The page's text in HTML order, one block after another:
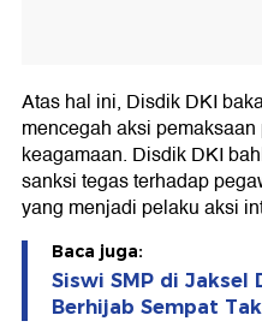
Atas hal ini, Disdik DKI
mencegah aksi
keagamaan. Disdik DKI
sanksi tegas terhadap
yang menjadi pelaku aksi
Baca juga:
Siswi SMP di Jaksel
Berhijab Sempat